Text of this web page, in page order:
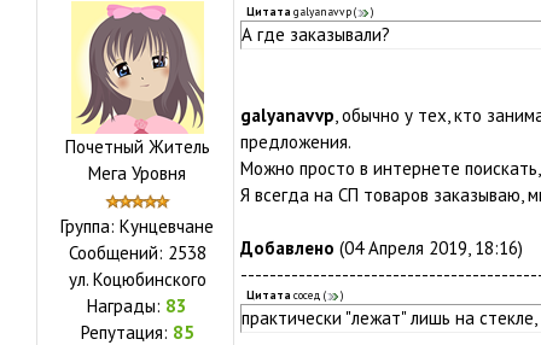
Почетный Житель
Мега Уровня
Группа: Кунцевчане
Сообщений: 2538
ул. Коцюбинского
Награды: 83
Репутация: 85
Цитата galyanavvp( )
А где заказывали?
galyanavvp, обычно у тех, кто
предложения.
Можно просто в интернете поискать,
Я всегда на СП товаров заказываю,
Добавлено (04 Апреля 2019, 18:16)
Цитата сосед ( )
практически "лежат" лишь на